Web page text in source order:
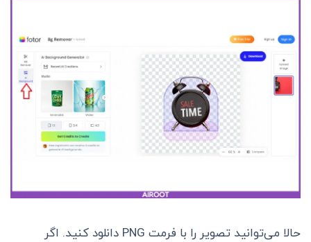
حالا می‌توانید تصویر را با فرمت PNG دانلود کنید. اگر